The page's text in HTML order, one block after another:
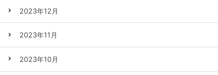
2023年12月
2023年11月
2023年10月